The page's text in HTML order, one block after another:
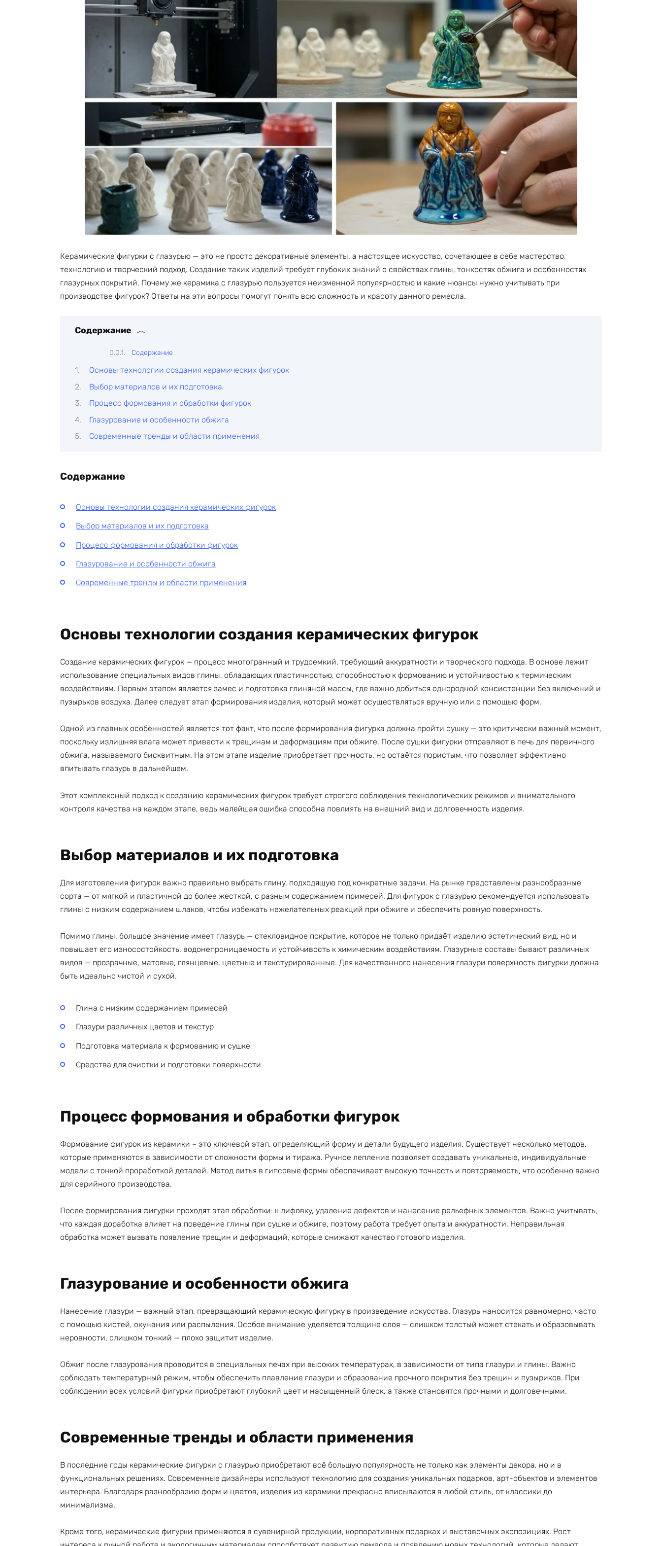
Керамические фигурки с глазурью — это не просто декоративные элементы, а настоящее искусство, сочетающее в себе мастерство,
технологию и творческий подход. Создание таких изделий требует глубоких знаний о свойствах глины, тонкостях обжига и особенностях
глазурных покрытий. Почему же керамика с глазурью пользуется неизменной популярностью и какие нюансы нужно учитывать при
производстве фигурок? Ответы на эти вопросы помогут понять всю сложность и красоту данного ремесла.
Содержание
Содержание
Основы технологии создания керамических фигурок
Выбор материалов и их подготовка
Процесс формования и обработки фигурок
Глазурование и особенности обжига
Современные тренды и области применения
Содержание
Основы технологии создания керамических фигурок
Выбор материалов и их подготовка
Процесс формования и обработки фигурок
Глазурование и особенности обжига
Современные тренды и области применения
Основы технологии создания керамических фигурок
Создание керамических фигурок — процесс многогранный и трудоемкий, требующий аккуратности и творческого подхода. В основе лежит
использование специальных видов глины, обладающих пластичностью, способностью к формованию и устойчивостью к термическим
воздействиям. Первым этапом является замес и подготовка глиняной массы, где важно добиться однородной консистенции без включений и
пузырьков воздуха. Далее следует этап формирования изделия, который может осуществляться вручную или с помощью форм.
Одной из главных особенностей является тот факт, что после формирования фигурка должна пройти сушку — это критически важный момент,
поскольку излишняя влага может привести к трещинам и деформациям при обжиге. После сушки фигурки отправляют в печь для первичного
обжига, называемого бисквитным. На этом этапе изделие приобретает прочность, но остаётся пористым, что позволяет эффективно
впитывать глазурь в дальнейшем.
Этот комплексный подход к созданию керамических фигурок требует строгого соблюдения технологических режимов и внимательного
контроля качества на каждом этапе, ведь малейшая ошибка способна повлиять на внешний вид и долговечность изделия.
Выбор материалов и их подготовка
Для изготовления фигурок важно правильно выбрать глину, подходящую под конкретные задачи. На рынке представлены разнообразные
сорта — от мягкой и пластичной до более жесткой, с разным содержанием примесей. Для фигурок с глазурью рекомендуется использовать
глины с низким содержанием шлаков, чтобы избежать нежелательных реакций при обжиге и обеспечить ровную поверхность.
Помимо глины, большое значение имеет глазурь — стекловидное покрытие, которое не только придаёт изделию эстетический вид, но и
повышает его износостойкость, водонепроницаемость и устойчивость к химическим воздействиям. Глазурные составы бывают различных
видов — прозрачные, матовые, глянцевые, цветные и текстурированные. Для качественного нанесения глазури поверхность фигурки должна
быть идеально чистой и сухой.
Глина с низким содержанием примесей
Глазури различных цветов и текстур
Подготовка материала к формованию и сушке
Средства для очистки и подготовки поверхности
Процесс формования и обработки фигурок
Формование фигурок из керамики – это ключевой этап, определяющий форму и детали будущего изделия. Существует несколько методов,
которые применяются в зависимости от сложности формы и тиража. Ручное лепление позволяет создавать уникальные, индивидуальные
модели с тонкой проработкой деталей. Метод литья в гипсовые формы обеспечивает высокую точность и повторяемость, что особенно важно
для серийного производства.
После формирования фигурки проходят этап обработки: шлифовку, удаление дефектов и нанесение рельефных элементов. Важно учитывать,
что каждая доработка влияет на поведение глины при сушке и обжиге, поэтому работа требует опыта и аккуратности. Неправильная
обработка может вызвать появление трещин и деформаций, которые снижают качество готового изделия.
Глазурование и особенности обжига
Нанесение глазури — важный этап, превращающий керамическую фигурку в произведение искусства. Глазурь наносится равномерно, часто
с помощью кистей, окунания или распыления. Особое внимание уделяется толщине слоя — слишком толстый может стекать и образовывать
неровности, слишком тонкий — плохо защитит изделие.
Обжиг после глазурования проводится в специальных печах при высоких температурах, в зависимости от типа глазури и глины. Важно
соблюдать температурный режим, чтобы обеспечить плавление глазури и образование прочного покрытия без трещин и пузыриков. При
соблюдении всех условий фигурки приобретают глубокий цвет и насыщенный блеск, а также становятся прочными и долговечными.
Современные тренды и области применения
В последние годы керамические фигурки с глазурью приобретают всё большую популярность не только как элементы декора, но и в
функциональных решениях. Современные дизайнеры используют технологию для создания уникальных подарков, арт-объектов и элементов
интерьера. Благодаря разнообразию форм и цветов, изделия из керамики прекрасно вписываются в любой стиль, от классики до
минимализма.
Кроме того, керамические фигурки применяются в сувенирной продукции, корпоративных подарках и выставочных экспозициях. Рост